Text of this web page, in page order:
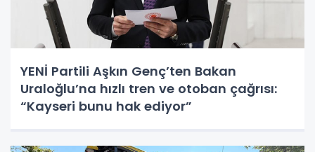
YENİ Partili Aşkın Genç’ten Bakan
Uraloğlu’na hızlı tren ve otoban çağrısı:
“Kayseri bunu hak ediyor”